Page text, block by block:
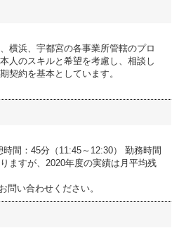
横浜、宇都宮の各事業所管轄のプロ
人のスキルと希望を考慮し、相談し
契約を基本としています。
間：45分（11:45～12:30） 勤務時間
ますが、2020年度の実績は月平均残
い合わせください。